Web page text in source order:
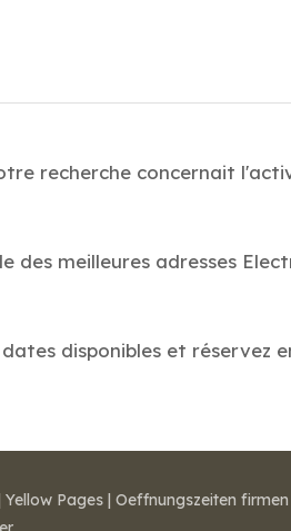
recherche concernait
meilleures adresses
disponibles et réservez
Yellow Pages | Oeffnungszeiten firmen